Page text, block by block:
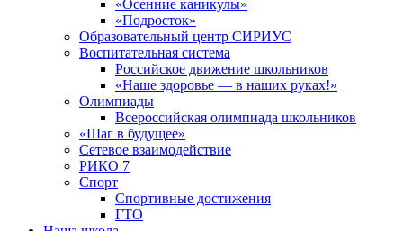
«Осенние каникулы»
«Подросток»
Образовательный центр СИРИУС
Воспитательная система
Российское движение школьников
«Наше здоровье — в наших руках!»
Олимпиады
Всероссийская олимпиада школьников
«Шаг в будущее»
Сетевое взаимодействие
РИКО 7
Спорт
Спортивные достижения
ГТО